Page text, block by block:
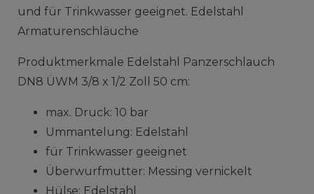
und für Trinkwasser geeignet. Edelstahl
Armaturenschläuche
Produktmerkmale Edelstahl Panzerschlauch
DN8 ÜWM 3/8 x 1/2 Zoll 50 cm:
max. Druck: 10 bar
Ummantelung: Edelstahl
für Trinkwasser geeignet
Überwurfmutter: Messing vernickelt
Hülse: Edelstahl